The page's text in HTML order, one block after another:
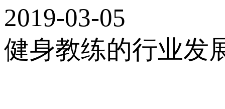
2019-03-05
健身教练的行业发